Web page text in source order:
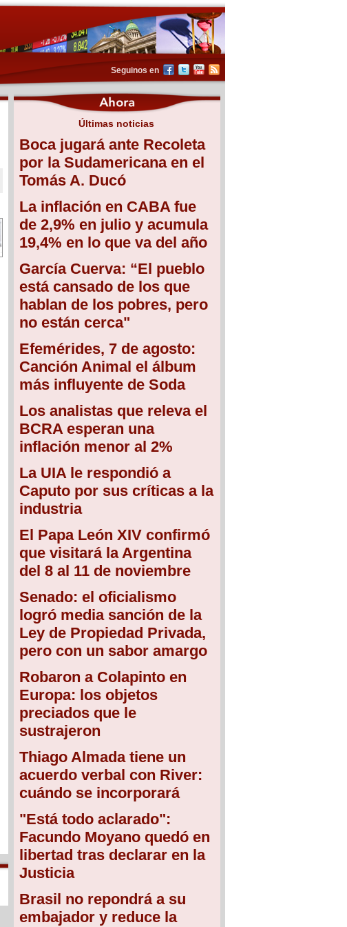
Seguinos en
Últimas noticias
Boca jugará ante Recoleta
por la Sudamericana en el
Tomás A. Ducó
La inflación en CABA fue
de 2,9% en julio y acumula
19,4% en lo que va del año
García Cuerva: “El pueblo
está cansado de los que
hablan de los pobres, pero
no están cerca"
Efemérides, 7 de agosto:
Canción Animal el álbum
más influyente de Soda
Los analistas que releva el
BCRA esperan una
inflación menor al 2%
La UIA le respondió a
Caputo por sus críticas a la
industria
El Papa León XIV confirmó
que visitará la Argentina
del 8 al 11 de noviembre
Senado: el oficialismo
logró media sanción de la
Ley de Propiedad Privada,
pero con un sabor amargo
Robaron a Colapinto en
Europa: los objetos
preciados que le
sustrajeron
Thiago Almada tiene un
acuerdo verbal con River:
cuándo se incorporará
"Está todo aclarado":
Facundo Moyano quedó en
libertad tras declarar en la
Justicia
Brasil no repondrá a su
embajador y reduce la